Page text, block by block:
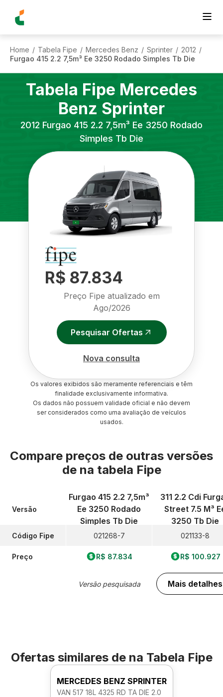
Home / Tabela Fipe / Mercedes Benz / Sprinter / 2012 /
Furgao 415 2.2 7,5m³ Ee 3250 Rodado Simples Tb Die
Tabela Fipe Mercedes
Benz Sprinter
2012 Furgao 415 2.2 7,5m³ Ee 3250 Rodado
Simples Tb Die
R$ 87.834
Preço Fipe atualizado em
Ago/2026
Pesquisar Ofertas
Nova consulta
Os valores exibidos são meramente referenciais e têm
finalidade exclusivamente informativa.
Os dados não possuem validade oficial e não devem
ser considerados como uma avaliação de veículos
usados.
Compare preços de outras versões
de na tabela Fipe
Versão
Código Fipe
Preço
Furgao 415 2.2 7,5m³
Ee 3250 Rodado
Simples Tb Die
021268-7
R$ 87.834
Versão pesquisada
311 2.2 Cdi
Street 7.5 M³
3250 Tb Die
021133-8
R$ 100.927
Mais detalhes
Ofertas similares de na Tabela Fipe
MERCEDES BENZ SPRINTER
VAN 517 18L 4325 RD TA DIE 2.0